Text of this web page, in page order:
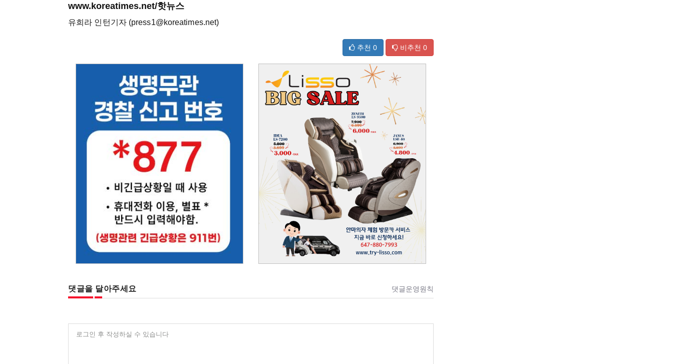
www.koreatimes.net/핫뉴스
유희라 인턴기자 (press1@koreatimes.net)
추천 0 비추천 0
댓글을 달아주세요 댓글운영원칙
로그인 후 작성하실 수 있습니다